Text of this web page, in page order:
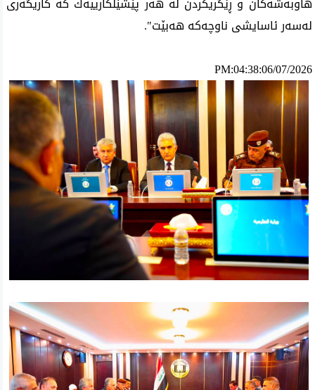
له‌سه‌ر ئاسایشی ناوچه‌كه‌ هه‌بێت".
PM:04:38:06/07/2026